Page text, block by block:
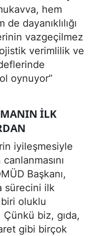
hem
dayanıklılığı
vazgeçilmez
verimlilik ve
oynuyor”
İLK
iyileşmesiyle
Başkanı,
sürecini ilk
oluklu
biz, gıda,
gibi birçok